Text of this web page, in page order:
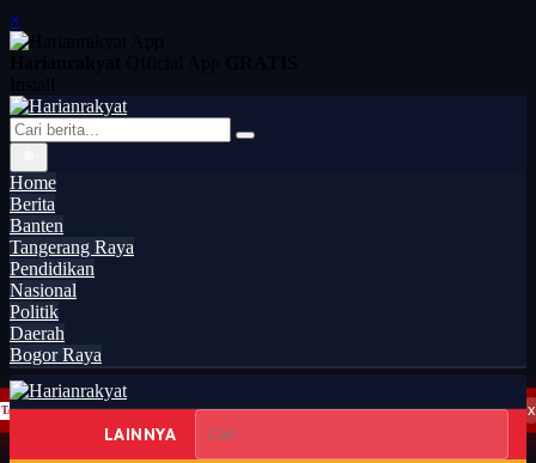
×
Home
Berita
Banten
Tangerang Raya
Pendidikan
Nasional
Politik
Daerah
Bogor Raya
LAINNYA
x
TANGERANG RAYA 08:21 Santika Indonesia Hotels & Resorts Kenalkan Dunia Perhotelan Kepada Anak-anak Asuhan SOS Children’s Villages d...